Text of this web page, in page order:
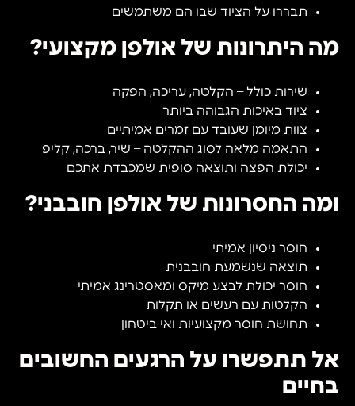
תבררו על הציוד שבו הם משתמשים
מה היתרונות של אולפן מקצועי?
שירות כולל – הקלטה, עריכה, הפקה
ציוד באיכות הגבוהה ביותר
צוות מיומן שעובד עם זמרים אמיתיים
התאמה מלאה לסוג ההקלטה – שיר, ברכה, קליפ
יכולת הפצה ותוצאה סופית שמכבדת אתכם
ומה החסרונות של אולפן חובבני?
חוסר ניסיון אמיתי
תוצאה שנשמעת חובבנית
חוסר יכולת לבצע מיקס ומאסטרינג אמיתי
הקלטות עם רעשים או תקלות
תחושת חוסר מקצועיות ואי ביטחון
אל תתפשרו על הרגעים החשובים
בחיים